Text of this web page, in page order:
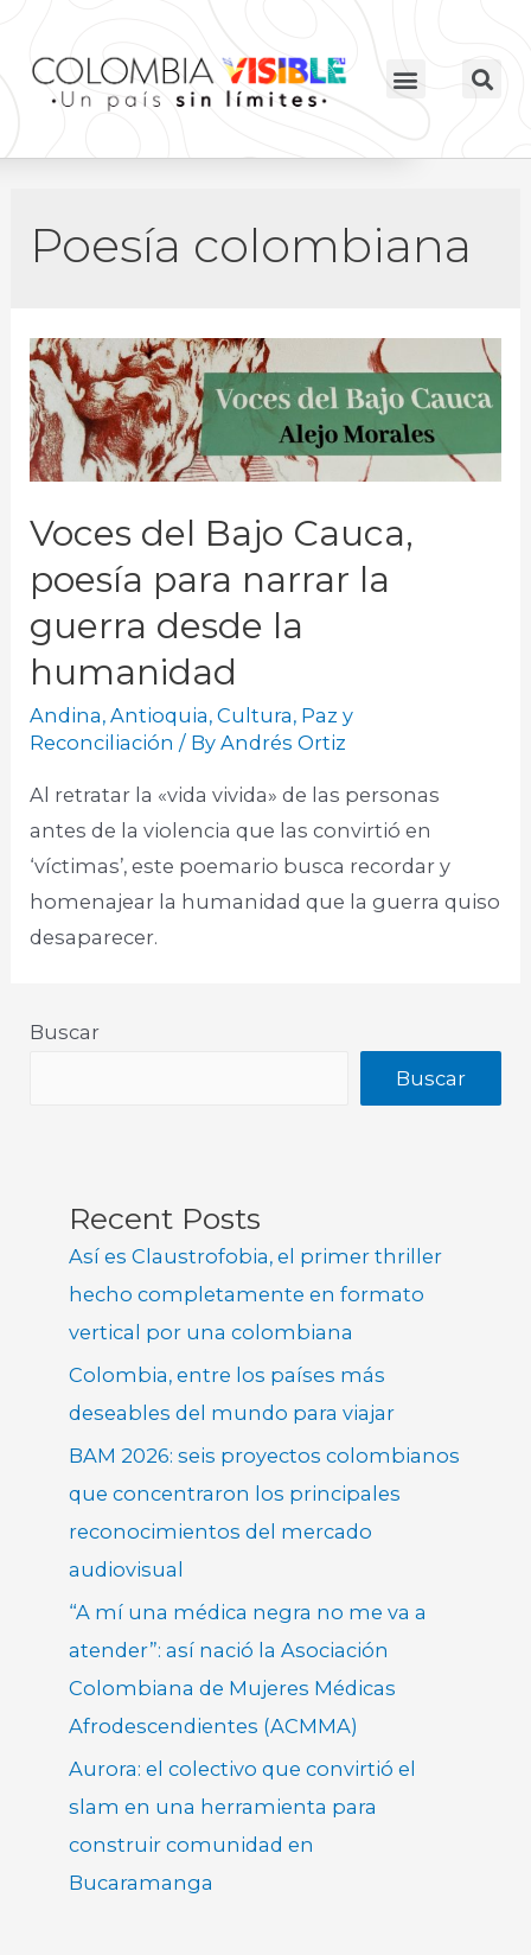
Poesía colombiana
Voces del Bajo Cauca,
poesía para narrar la
guerra desde la
humanidad
Andina,Antioquia,Cultura, Paz y
Reconciliación / ByAndrés Ortiz
Al retratar la «vida vivida» de las personas
antes de la violencia que las convirtió en
‘víctimas’, este poemario busca recordar y
homenajear la humanidad que la guerra quiso
desaparecer. ​
Buscar
Buscar
Recent Posts
Así es Claustrofobia, el primer thriller
hecho completamente en formato
vertical por una colombiana
Colombia, entre los países más
deseables del mundo para viajar
BAM 2026: seis proyectos colombianos
que concentraron los principales
reconocimientos del mercado
audiovisual
“A mí una médica negra no me va a
atender”: así nació la Asociación
Colombiana de Mujeres Médicas
Afrodescendientes (ACMMA)
Aurora: el colectivo que convirtió el
slam en una herramienta para
construir comunidad en
Bucaramanga